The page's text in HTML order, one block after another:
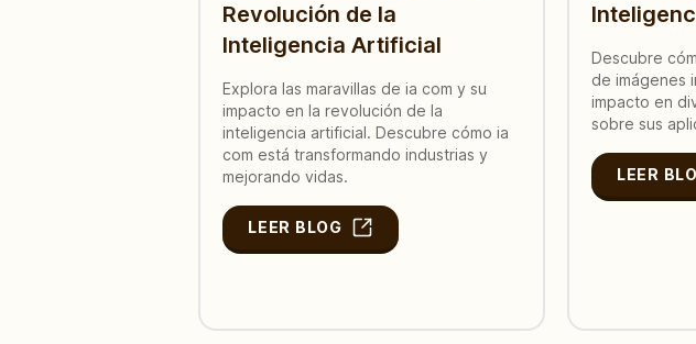
Revolución de la
Inteligencia Artificial
Explora las maravillas de ia com y su
impacto en la revolución de la
inteligencia artificial. Descubre cómo ia
com está transformando industrias y
mejorando vidas.
LEER BLOG
Descubre
de imágenes
impacto en
sobre sus
LEER